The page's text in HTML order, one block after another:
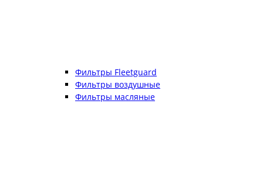
Фильтры Fleetguard
Фильтры воздушные
Фильтры масляные